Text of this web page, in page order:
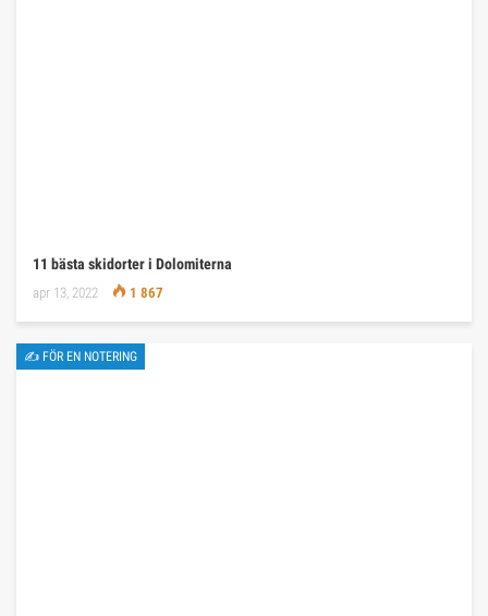
11 bästa skidorter i Dolomiterna
apr 13, 2022 1 867
✍ FÖR EN NOTERING